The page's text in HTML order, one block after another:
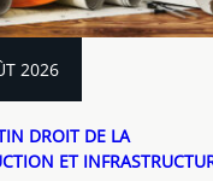
2026
DROIT DE LA
ET